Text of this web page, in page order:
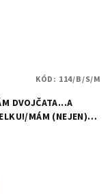
DVOJČATA...A
MÁM (NEJEN)
MANŽELKU!"
KÓD: 114/B/S/M